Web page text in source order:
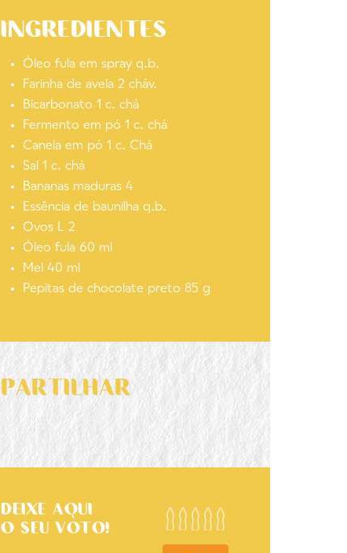
INGREDIENTES
Óleo fula em spray q.b.
Farinha de aveia 2 cháv.
Bicarbonato 1 c. chá
Fermento em pó 1 c. chá
Canela em pó 1 c. Chá
Sal 1 c. chá
Bananas maduras 4
Essência de baunilha q.b.
Ovos L 2
Óleo fula 60 ml
Mel 40 ml
Pepitas de chocolate preto 85 g
PARTILHAR
DEIXE AQUI
O SEU VOTO!